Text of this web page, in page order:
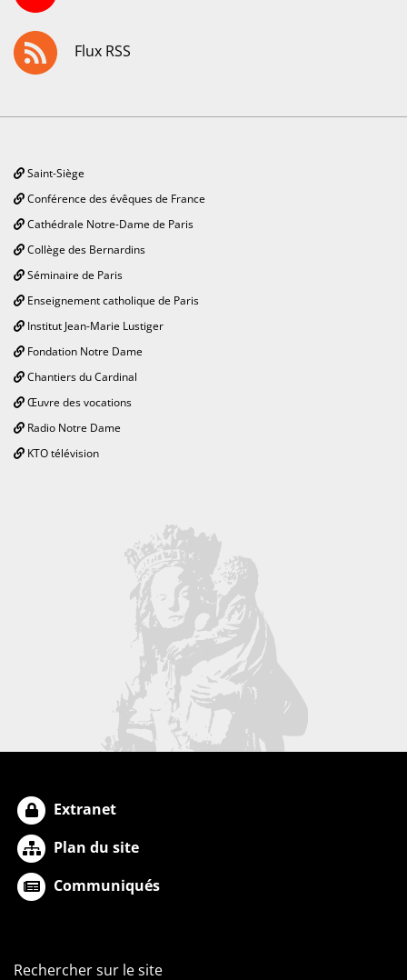
Flux RSS
Saint-Siège
Conférence des évêques de France
Cathédrale Notre-Dame de Paris
Collège des Bernardins
Séminaire de Paris
Enseignement catholique de Paris
Institut Jean-Marie Lustiger
Fondation Notre Dame
Chantiers du Cardinal
Œuvre des vocations
Radio Notre Dame
KTO télévision
Extranet
Plan du site
Communiqués
Rechercher sur le site